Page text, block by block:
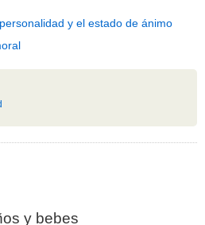
y el estado de ánimo
y bebes